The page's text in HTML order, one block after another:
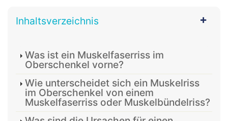
Inhaltsverzeichnis
Was ist ein Muskelfaserriss im
Oberschenkel vorne?
Wie unterscheidet sich ein Muskelriss
im Oberschenkel von einem
Muskelfaserriss oder Muskelbündelriss?